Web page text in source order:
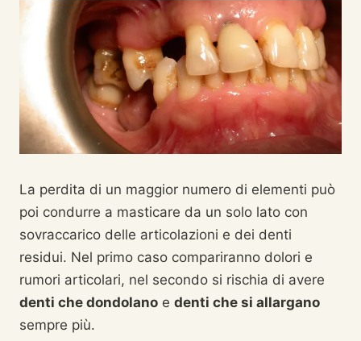
La perdita di un maggior numero di elementi può
poi condurre a masticare da un solo lato con
sovraccarico delle articolazioni e dei denti
residui. Nel primo caso compariranno dolori e
rumori articolari, nel secondo si rischia di avere
denti che dondolano e denti che si allargano
sempre più.